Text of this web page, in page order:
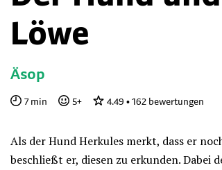
Löwe
Äsop
7min 5+ 4.49 • 162 bewertungen
Als der Hund Herkules merkt, dass er
beschließt er, diesen zu erkunden. Dabei